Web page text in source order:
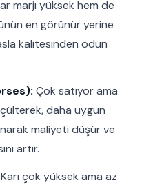
marjı yüksek hem de
en görünür yerine
kalitesinden ödün
Çok satıyor ama
daha uygun
maliyeti düşür ve
artır.
Karı çok yüksek ama az